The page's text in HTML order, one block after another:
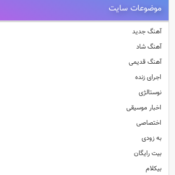
موضوعات سایت
آهنگ جدید
آهنگ شاد
آهنگ قدیمی
اجرای زنده
نوستالژی
اخبار موسیقی
اختصاصی
به زودی
بیت رایگان
بیکلام